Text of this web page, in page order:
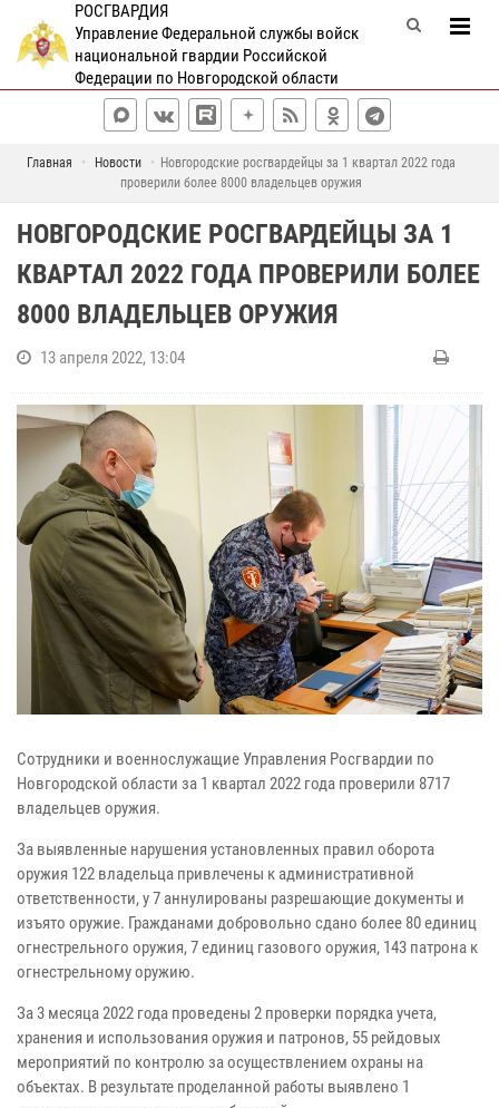
РОСГВАРДИЯ
Управление Федеральной службы войск
национальной гвардии Российской
Федерации по Новгородской области
Главная Новости
Новгородские росгвардейцы за 1 квартал 2022 года
проверили более 8000 владельцев оружия
НОВГОРОДСКИЕ РОСГВАРДЕЙЦЫ ЗА 1
КВАРТАЛ 2022 ГОДА ПРОВЕРИЛИ БОЛЕЕ
8000 ВЛАДЕЛЬЦЕВ ОРУЖИЯ
13 апреля 2022, 13:04
Сотрудники и военнослужащие Управления Росгвардии по
Новгородской области за 1 квартал 2022 года проверили 8717
владельцев оружия.
За выявленные нарушения установленных правил оборота
оружия 122 владельца привлечены к административной
ответственности, у 7 аннулированы разрешающие документы и
изъято оружие. Гражданами добровольно сдано более 80 единиц
огнестрельного оружия, 7 единиц газового оружия, 143 патрона к
огнестрельному оружию.
За 3 месяца 2022 года проведены 2 проверки порядка учета,
хранения и использования оружия и патронов, 55 рейдовых
мероприятий по контролю за осуществлением охраны на
объектах. В результате проделанной работы выявлено 1